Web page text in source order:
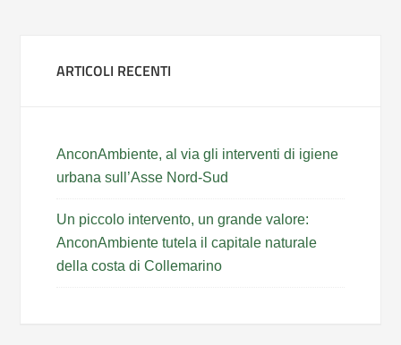
ARTICOLI RECENTI
AnconAmbiente, al via gli interventi di igiene
urbana sull’Asse Nord-Sud
Un piccolo intervento, un grande valore:
AnconAmbiente tutela il capitale naturale
della costa di Collemarino